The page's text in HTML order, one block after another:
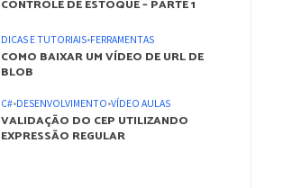
CONTROLE DE ESTOQUE – PARTE 1
DICAS E TUTORIAIS•FERRAMENTAS
COMO BAIXAR UM VÍDEO DE URL DE
BLOB
C#•DESENVOLVIMENTO•VÍDEO AULAS
VALIDAÇÃO DO CEP UTILIZANDO
EXPRESSÃO REGULAR